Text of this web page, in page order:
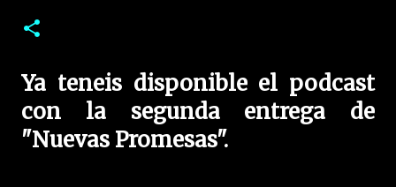
Ya teneis disponible el podcast
con la segunda entrega de
"Nuevas Promesas".